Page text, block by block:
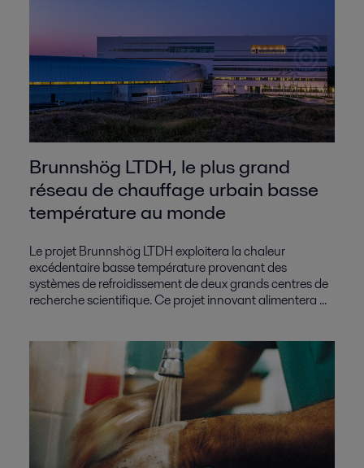
Brunnshög LTDH, le plus grand
réseau de chauffage urbain basse
température au monde
Le projet Brunnshög LTDH exploitera la chaleur
excédentaire basse température provenant des
systèmes de refroidissement de deux grands centres de
recherche scientifique. Ce projet innovant alimentera ...